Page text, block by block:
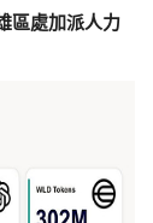
區處加派人力